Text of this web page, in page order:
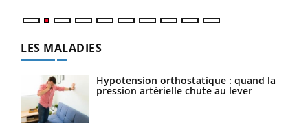
LES MALADIES
Hypotension orthostatique : quand la
pression artérielle chute au lever